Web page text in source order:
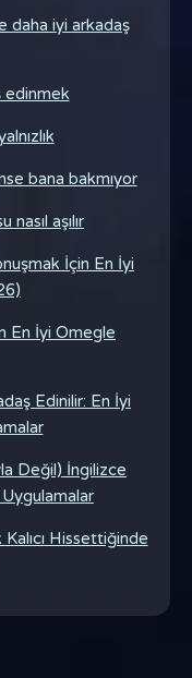
daha iyi arkadaş
edinmek
bana bakmıyor
aşılır
İçin En İyi
En İyi Omegle
Edinilir: En İyi
Değil) İngilizce
Kalıcı Hissettiğinde